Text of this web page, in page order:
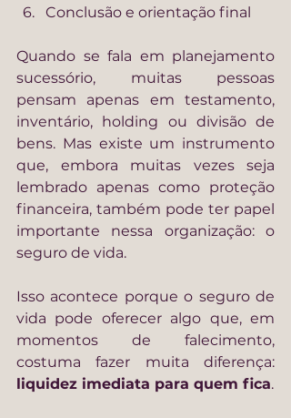
Conclusão e orientação final
Quando se fala em planejamento
sucessório, muitas pessoas
pensam apenas em testamento,
inventário, holding ou divisão de
bens. Mas existe um instrumento
que, embora muitas vezes seja
lembrado apenas como proteção
financeira, também pode ter papel
importante nessa organização: o
seguro de vida.
Isso acontece porque o seguro de
vida pode oferecer algo que, em
momentos de falecimento,
liquidez imediata para quem fica.